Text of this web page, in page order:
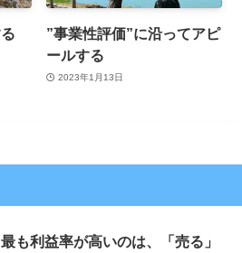
”事業性評価”に沿ってアピ
ールする
2023年1月13日
最も利益率が高いのは、「売る」